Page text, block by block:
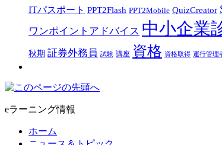
ITパスポート PPT2Flash PPT2Mobile QuizCreator
ワンポイントアドバイス 中小企業
秋期 証券外務員 試験 講座 資格 資格取得 運行管理
eラーニング情報
ホーム